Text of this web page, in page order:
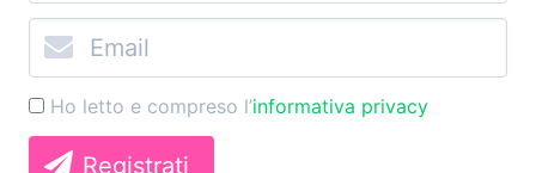
Ho letto e compreso l’informativa privacy
Registrati